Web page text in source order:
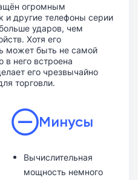
огромным
другие телефоны серии
ударов, чем
Хотя его
может быть не самой
в него встроена
его чрезвычайно
торговли.
Минусы
Вычислительная
мощность немного